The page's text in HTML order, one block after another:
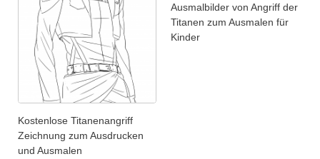
Kostenlose Titanenangriff
Zeichnung zum Ausdrucken
und Ausmalen
Ausmalbilder von Angriff der
Titanen zum Ausmalen für
Kinder